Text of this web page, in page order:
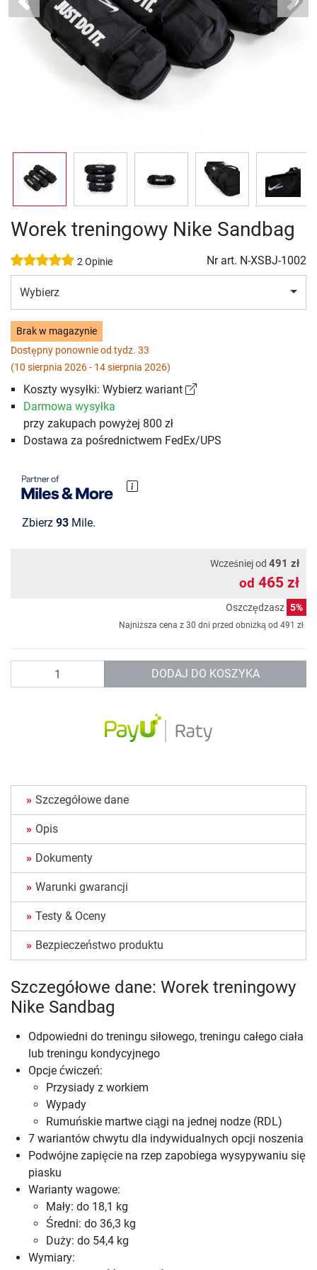
Previous Next
Worek treningowy Nike Sandbag
2 Opinie Nr art. N-XSBJ-1002
Wybierz
Brak w magazynie
Dostępny ponownie od tydz. 33
(10 sierpnia 2026 - 14 sierpnia 2026)
Koszty wysyłki: Wybierz wariant
Darmowa wysyłka
przy zakupach powyżej 800 zł
Dostawa za pośrednictwem FedEx/UPS
Zbierz 93 Mile.
Wcześniej od 491 zł
od 465 zł
Oszczędzasz 5%
Najniższa cena z 30 dni przed obniżką od 491 zł
DODAJ DO KOSZYKA
Szczegółowe dane
Opis
Dokumenty
Warunki gwarancji
Testy & Oceny
Bezpieczeństwo produktu
Szczegółowe dane: Worek treningowy
Nike Sandbag
Odpowiedni do treningu siłowego, treningu całego ciała
lub treningu kondycyjnego
Opcje ćwiczeń:
Przysiady z workiem
Wypady
Rumuńskie martwe ciągi na jednej nodze (RDL)
7 wariantów chwytu dla indywidualnych opcji noszenia
Podwójne zapięcie na rzep zapobiega wysypywaniu się
piasku
Warianty wagowe:
Mały: do 18,1 kg
Średni: do 36,3 kg
Duży: do 54,4 kg
Wymiary: